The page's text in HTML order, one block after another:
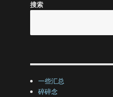
搜索
一些汇总
碎碎念